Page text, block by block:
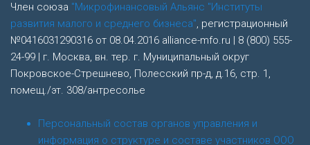
Член союза "Микрофинансовый Альянс "Институты
развития малого и среднего бизнеса", регистрационный
№0416031290316 от 08.04.2016 alliance-mfo.ru | 8 (800) 555-
24-99 | г. Москва, вн. тер. г. Муниципальный округ
Покровское-Стрешнево, Полесский пр-д, д.16, стр. 1,
помещ./эт. 308/антресолье
Персональный состав органов управления и
информация о структуре и составе участников ООО